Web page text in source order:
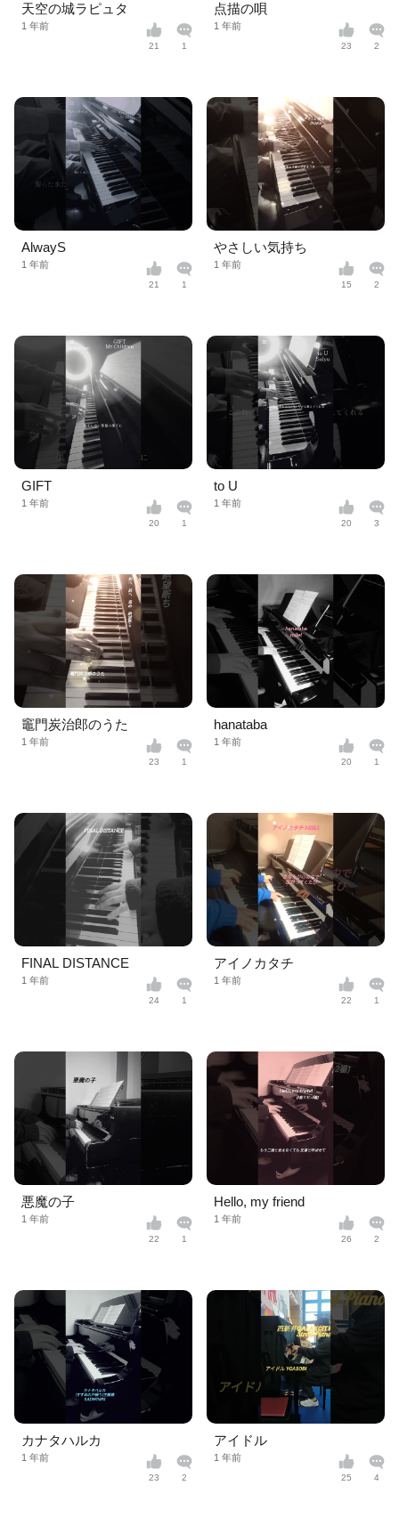
天空の城ラピュタ
1 年前
21 1
点描の唄
1 年前
23 2
AlwayS
1 年前
21 1
やさしい気持ち
1 年前
15 2
GIFT
1 年前
20 1
to U
1 年前
20 3
竈門炭治郎のうた
1 年前
23 1
hanataba
1 年前
20 1
FINAL DISTANCE
1 年前
24 1
アイノカタチ
1 年前
22 1
悪魔の子
1 年前
22 1
Hello, my friend
1 年前
26 2
カナタハルカ
1 年前
23 2
アイドル
1 年前
25 4